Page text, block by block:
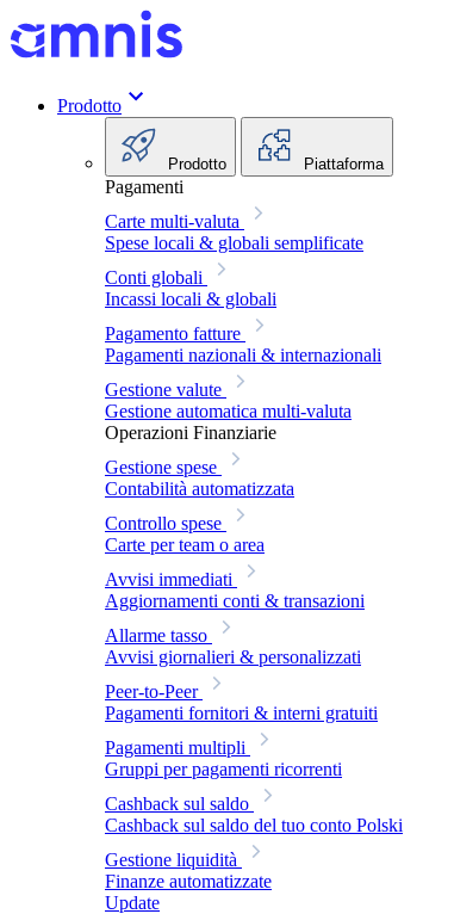
Prodotto
Prodotto Piattaforma
Pagamenti
Carte multi-valuta
Spese locali & globali semplificate
Conti globali
Incassi locali & globali
Pagamento fatture
Pagamenti nazionali & internazionali
Gestione valute
Gestione automatica multi-valuta
Operazioni Finanziarie
Gestione spese
Contabilità automatizzata
Controllo spese
Carte per team o area
Avvisi immediati
Aggiornamenti conti & transazioni
Allarme tasso
Avvisi giornalieri & personalizzati
Peer-to-Peer
Pagamenti fornitori & interni gratuiti
Pagamenti multipli
Gruppi per pagamenti ricorrenti
Cashback sul saldo
Cashback sul saldo del tuo conto Polski
Gestione liquidità
Finanze automatizzate
Update